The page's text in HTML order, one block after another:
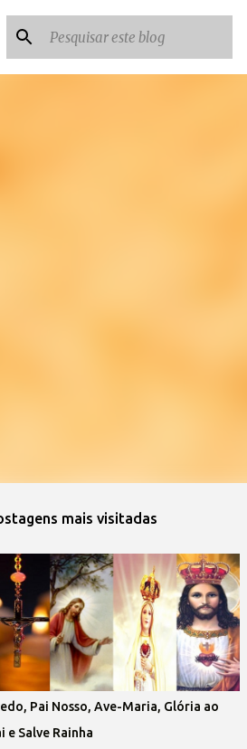
mais visitadas
Pai Nosso, Ave-Maria, Glória ao
e Salve Rainha